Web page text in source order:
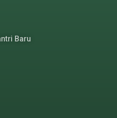
Baru